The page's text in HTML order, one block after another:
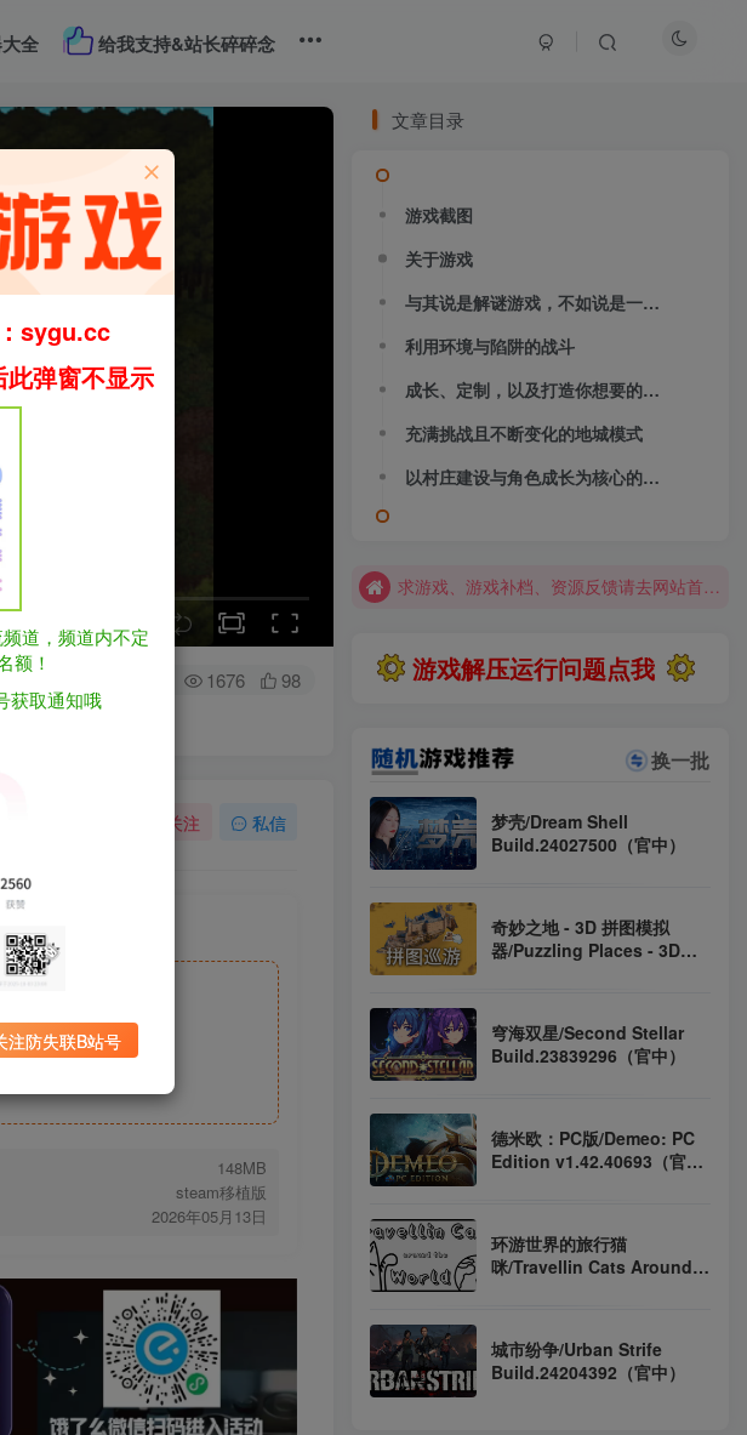
全 给我支持&站长碎碎念
speed
1676 98
关注 私信
压密码：sygu.cc
148MB
steam移植版
2026年05月13日
文章目录
游戏截图
关于游戏
与其说是解谜游戏，不如说是一款正统的战术 RPG 战斗体验！
利用环境与陷阱的战斗
成长、定制，以及打造你想要的队伍
充满挑战且不断变化的地城模式
以村庄建设与角色成长为核心的任务模式
大部分游戏解压安装问题可通过网站首页运行教程排查解决
全站资源解压密码：sygu.cc
大部分游戏解压安装问题可通过网站首页运行教程排查解决
游戏解压运行问题点我
换一批
梦壳/Dream Shell
Build.24027500（官中）
奇妙之地 - 3D 拼图模拟
器/Puzzling Places - 3D
穹海双星/Second Stellar
Build.23839296（官中）
德米欧：PC版/Demeo: PC
Edition v1.42.40693（官
环游世界的旅行猫
咪/Travellin Cats Around
城市纷争/Urban Strife
Build.24204392（官中）
sygu.cc
弹窗不显示
道，频道内不定
额！
获取通知哦
注防失联B站号